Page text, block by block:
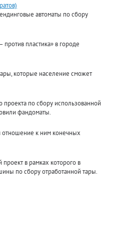
автоматы по сбору
пластика» в городе
которые население сможет
проекта по сбору использованной
фандоматы.
отношение к ним конечных
в рамках которого в
по сбору отработанной тары.